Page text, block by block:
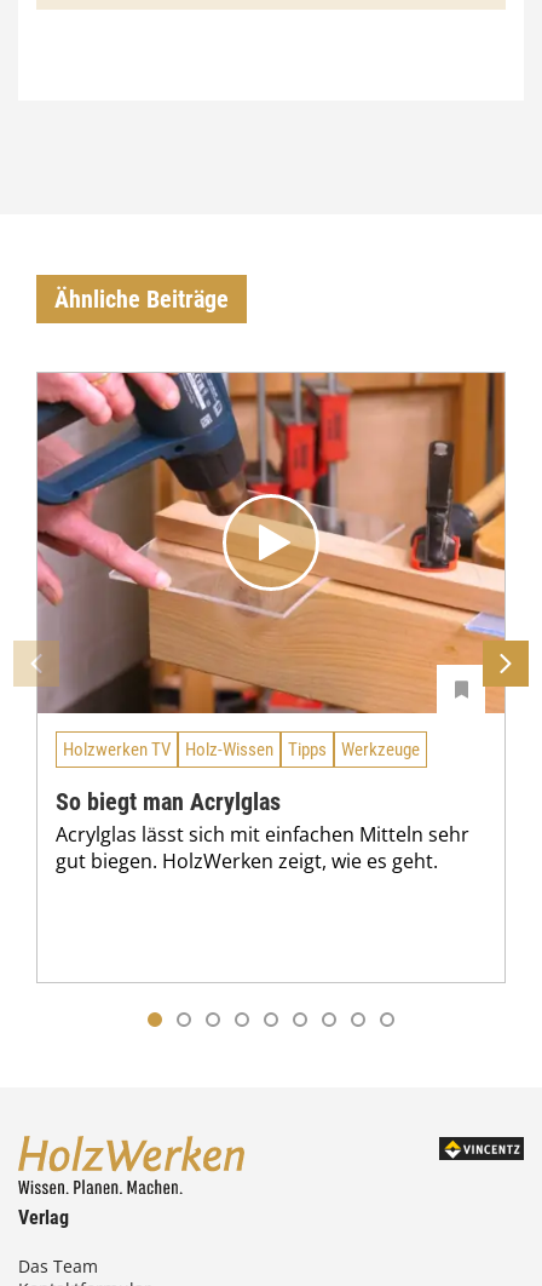
Ähnliche Beiträge
Holzwerken TV Holz-Wissen Tipps Werkzeuge
So biegt man Acrylglas
Acrylglas lässt sich mit einfachen Mitteln sehr
gut biegen. HolzWerken zeigt, wie es geht.
Verlag
Das Team